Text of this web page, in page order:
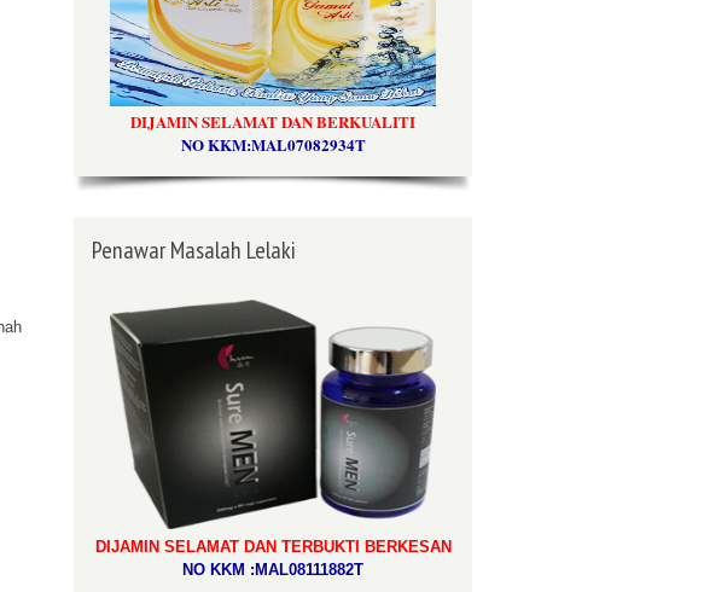
DIJAMIN SELAMAT DAN BERKUALITI
NO KKM:MAL07082934T
Penawar Masalah Lelaki
DIJAMIN SELAMAT DAN TERBUKTI BERKESAN
NO KKM :MAL08111882T